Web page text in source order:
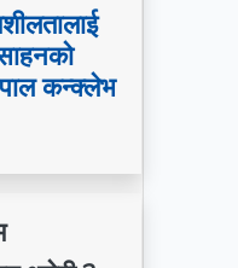
कन्क्लेभ